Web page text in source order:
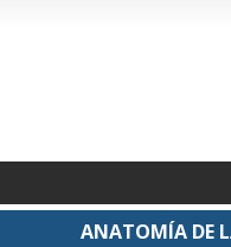
ANATOMÍA DE